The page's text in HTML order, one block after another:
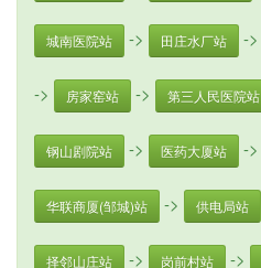
城南医院站 -> 田庄水厂站 ->
-> 房家窑站 -> 第三人民医院站
钢山剧院站 -> 医药大厦站 ->
华联商厦(邹城)站 -> 供电局站
择邻山庄站 -> 岗前村站 ->